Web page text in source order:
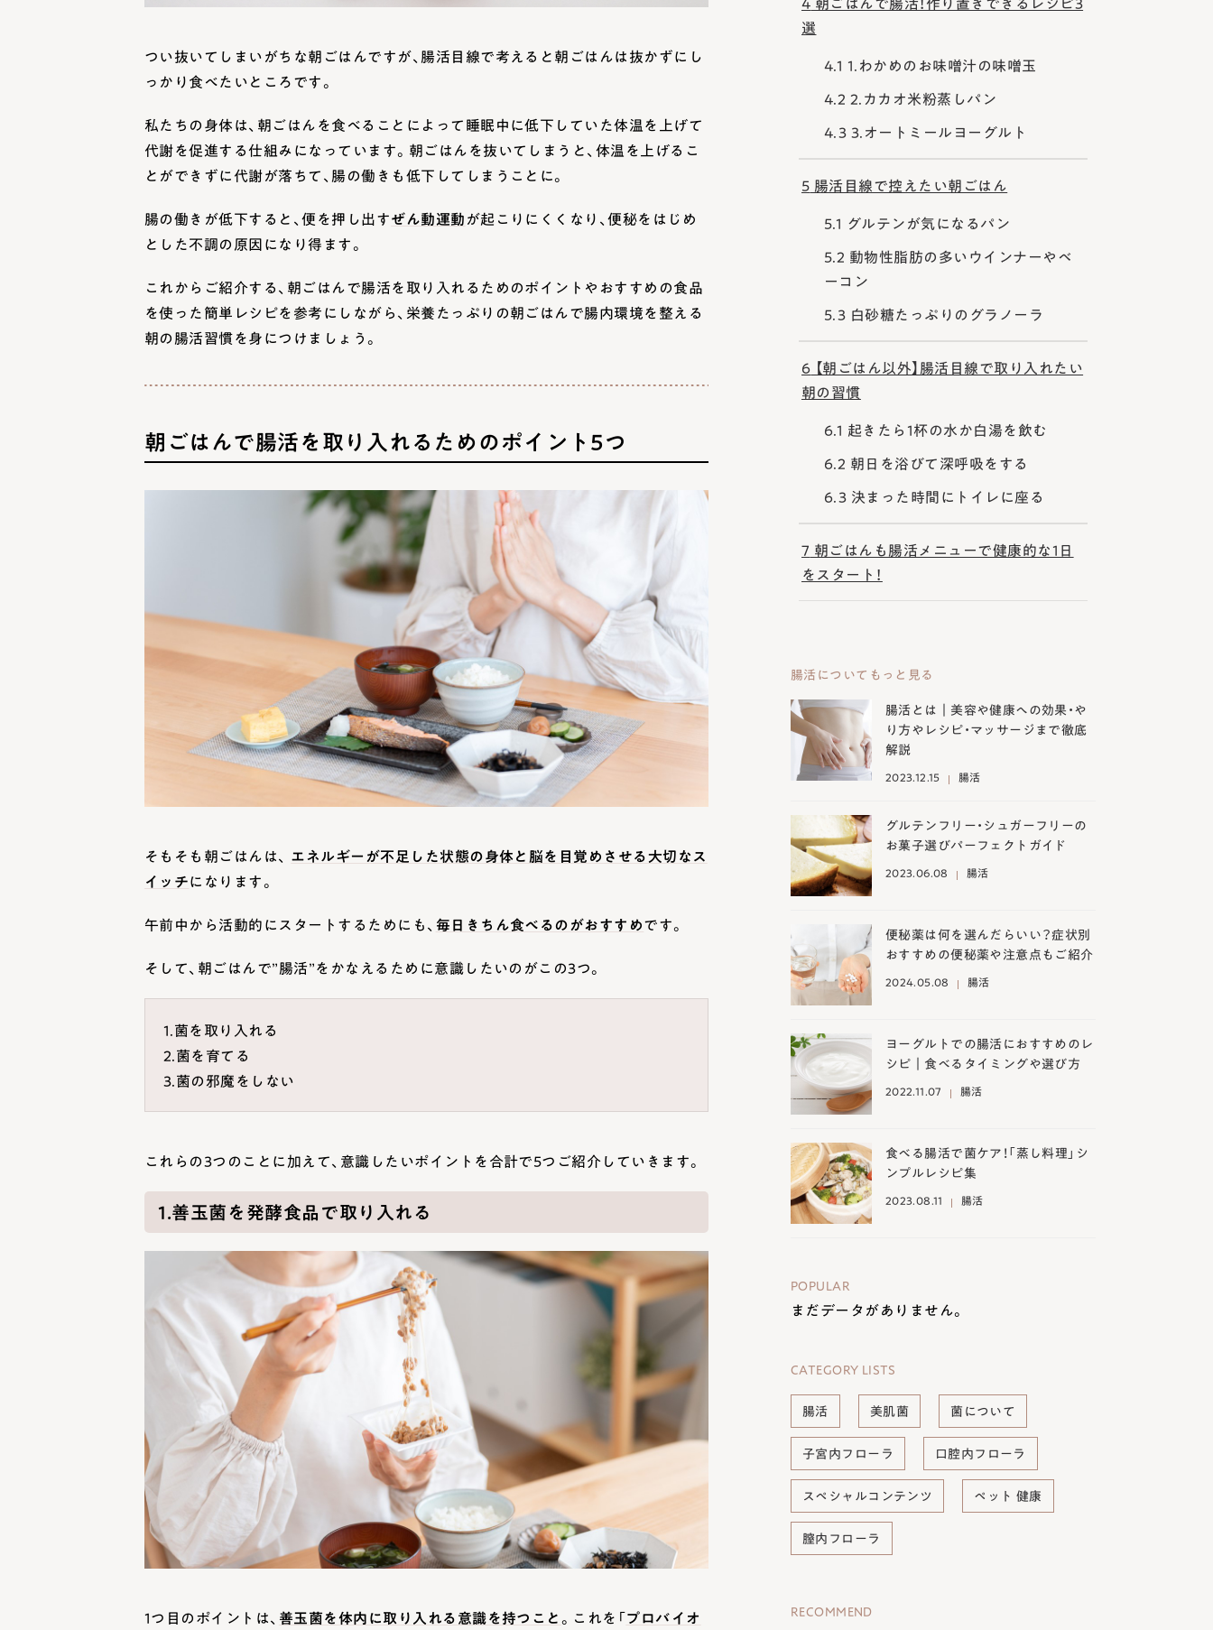
つい抜いてしまいがちな朝ごはんですが、腸活目線で考えると朝ごはんは抜かずにし
っかり食べたいところです。
私たちの身体は、朝ごはんを食べることによって睡眠中に低下していた体温を上げて
代謝を促進する仕組みになっています。朝ごはんを抜いてしまうと、体温を上げるこ
とができずに代謝が落ちて、腸の働きも低下してしまうことに。
腸の働きが低下すると、便を押し出すぜん動運動が起こりにくくなり、便秘をはじめ
とした不調の原因になり得ます。
これからご紹介する、朝ごはんで腸活を取り入れるためのポイントやおすすめの食品
を使った簡単レシピを参考にしながら、栄養たっぷりの朝ごはんで腸内環境を整える
朝の腸活習慣を身につけましょう。
朝ごはんで腸活を取り入れるためのポイント5つ
そもそも朝ごはんは、 エネルギーが不足した状態の身体と脳を目覚めさせる大切なス
イッチになります。
午前中から活動的にスタートするためにも、 毎日きちん食べるのがおすすめです。
そして、朝ごはんで”腸活”をかなえるために意識したいのがこの3つ。
1.菌を取り入れる
2.菌を育てる
3.菌の邪魔をしない
これらの3つのことに加えて、意識したいポイントを合計で5つご紹介していきます。
1.善玉菌を発酵食品で取り入れる
1つ目のポイントは、 善玉菌を体内に取り入れる意識を持つこと。これを「プロバイオ
選
4.1 1.わかめのお味噌汁の味噌玉
4.2 2.カカオ米粉蒸しパン
4.3 3.オートミールヨーグルト
5 腸活目線で控えたい朝ごはん
5.1 グルテンが気になるパン
5.2 動物性脂肪の多いウインナーやベ
ーコン
5.3 白砂糖たっぷりのグラノーラ
6 【朝ごはん以外】腸活目線で取り入れたい
朝の習慣
6.1 起きたら1杯の水か白湯を飲む
6.2 朝日を浴びて深呼吸をする
6.3 決まった時間にトイレに座る
7 朝ごはんも腸活メニューで健康的な1日
をスタート！
腸活についてもっと見る
腸活とは｜美容や健康への効果・や
り方やレシピ・マッサージまで徹底
解説
2023.12.15 腸活
グルテンフリー・シュガーフリーの
お菓子選びパーフェクトガイド
2023.06.08 腸活
便秘薬は何を選んだらいい？症状別
おすすめの便秘薬や注意点もご紹介
2024.05.08 腸活
ヨーグルトでの腸活におすすめのレ
シピ｜食べるタイミングや選び方
2022.11.07 腸活
食べる腸活で菌ケア！「蒸し料理」シ
ンプルレシピ集
2023.08.11 腸活
POPULAR
まだデータがありません。
CATEGORY LISTS
腸活 美肌菌 菌について
子宮内フローラ 口腔内フローラ
スペシャルコンテンツ ペット 健康
膣内フローラ
RECOMMEND